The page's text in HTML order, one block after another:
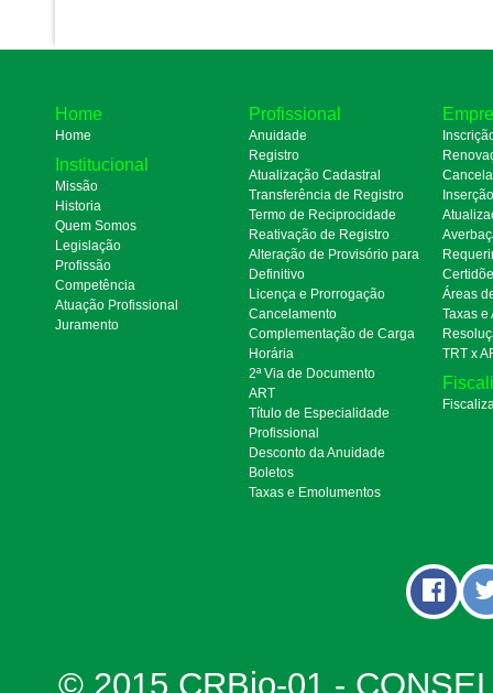
Home
Home
Institucional
Missão
Historia
Quem Somos
Legislação
Profissão
Competência
Atuação Profissional
Juramento
Profissional
Anuidade
Registro
Atualização Cadastral
Transferência de Registro
Termo de Reciprocidade
Reativação de Registro
Alteração de Provisório para
Definitivo
Licença e Prorrogação
Cancelamento
Complementação de Carga
Horária
2ª Via de Documento
ART
Título de Especialidade
Profissional
Desconto da Anuidade
Boletos
Taxas e Emolumentos
Áreas
Taxas e
TRT x
© 2015 CRBio-01 -